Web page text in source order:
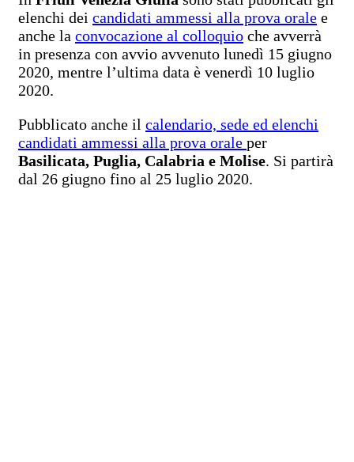
elenchi dei candidati ammessi alla prova orale e
anche la convocazione al colloquio che avverrà
in presenza con avvio avvenuto lunedì 15 giugno
2020, mentre l’ultima data è venerdì 10 luglio
2020.
Pubblicato anche il calendario, sede ed elenchi
candidati ammessi alla prova orale per
Basilicata, Puglia, Calabria e Molise. Si partirà
dal 26 giugno fino al 25 luglio 2020.